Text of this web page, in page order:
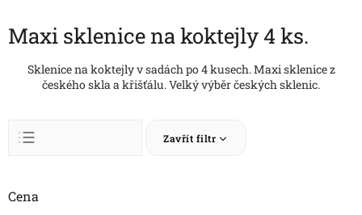
Maxi sklenice na koktejly 4 ks.
Sklenice na koktejly v sadách po 4 kusech. Maxi sklenice z
českého skla a křišťálu. Velký výběr českých sklenic.
Ř
n
Zavřít filtr
Cena